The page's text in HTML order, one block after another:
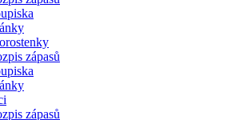
zápasů
zápasů